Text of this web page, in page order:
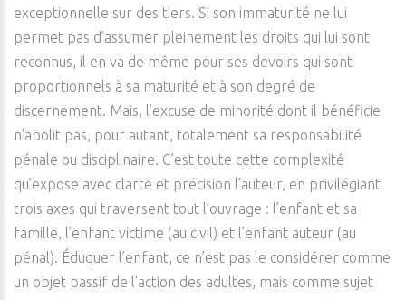
exceptionnelle sur des tiers. Si son immaturité ne lui
permet pas d’assumer pleinement les droits qui lui sont
reconnus, il en va de même pour ses devoirs qui sont
proportionnels à sa maturité et à son degré de
discernement. Mais, l’excuse de minorité dont il bénéficie
n’abolit pas, pour autant, totalement sa responsabilité
pénale ou disciplinaire. C’est toute cette complexité
qu’expose avec clarté et précision l’auteur, en privilégiant
trois axes qui traversent tout l’ouvrage : l’enfant et sa
famille, l’enfant victime (au civil) et l’enfant auteur (au
pénal). Éduquer l’enfant, ce n’est pas le considérer comme
un objet passif de l’action des adultes, mais comme sujet